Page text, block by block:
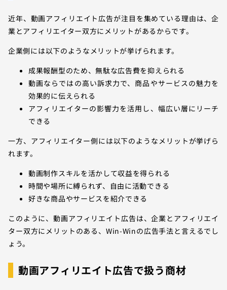
近年、動画アフィリエイト広告が注目を集めている理由は、企
業とアフィリエイター双方にメリットがあるからです。
企業側には以下のようなメリットが挙げられます。
成果報酬型のため、無駄な広告費を抑えられる
動画ならではの高い訴求力で、商品やサービスの魅力を
効果的に伝えられる
アフィリエイターの影響力を活用し、幅広い層にリーチ
できる
一方、アフィリエイター側には以下のようなメリットが挙げら
れます。
動画制作スキルを活かして収益を得られる
時間や場所に縛られず、自由に活動できる
好きな商品やサービスを紹介できる
このように、動画アフィリエイト広告は、企業とアフィリエイ
ター双方にメリットのある、Win-Winの広告手法と言えるでし
ょう。
動画アフィリエイト広告で扱う商材